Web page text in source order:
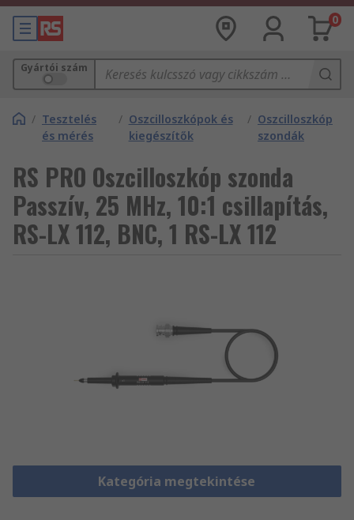
0
Gyártói szám
/ Tesztelés
és mérés
/ Oszcilloszkópok és
kiegészítők
/ Oszcilloszkóp
szondák
RS PRO Oszcilloszkóp szonda
Passzív, 25 MHz, 10:1 csillapítás,
RS-LX 112, BNC, 1 RS-LX 112
Kategória megtekintése